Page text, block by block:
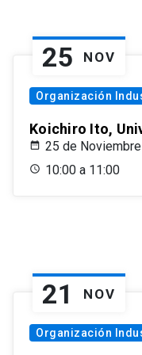
25 NOV
Organización
Koichiro Ito,
25 de
10:00 a 11:00
21 NOV
Organización